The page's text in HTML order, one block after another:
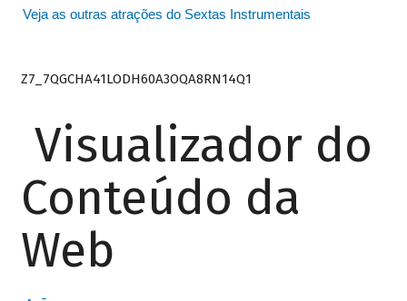
Veja as outras atrações do Sextas Instrumentais
Z7_7QGCHA41LODH60A3OQA8RN14Q1
Visualizador do
Conteúdo da
Web